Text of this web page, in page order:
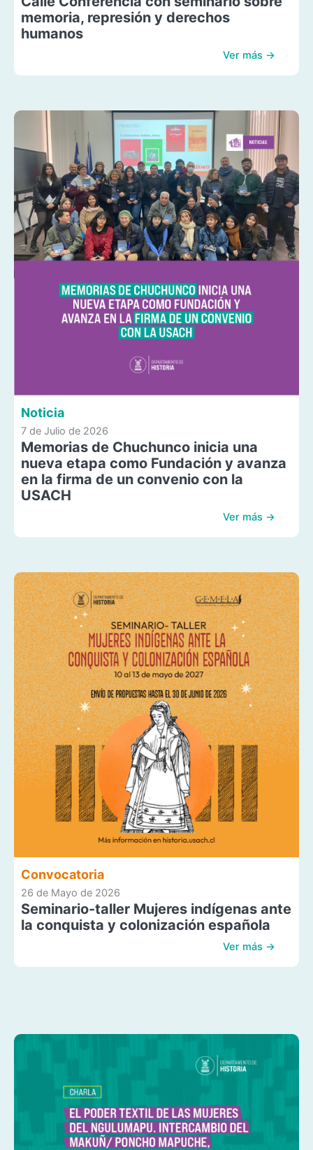
memoria, represión y derechos
humanos
Ver más →
Noticia
7 de Julio de 2026
Memorias de Chuchunco inicia una
nueva etapa como Fundación y avanza
en la firma de un convenio con la
USACH
Ver más →
Convocatoria
26 de Mayo de 2026
Seminario-taller Mujeres indígenas ante
la conquista y colonización española
Ver más →